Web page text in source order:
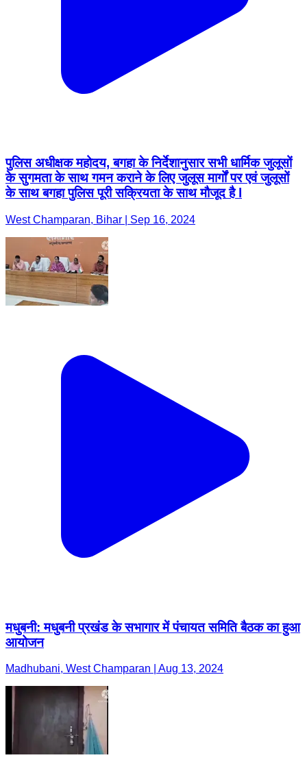
पुलिस अधीक्षक महोदय, बगहा के निर्देशानुसार सभी धार्मिक जुलूसों
के सुगमता के साथ गमन कराने के लिए जुलूस मार्गों पर एवं जुलूसों
के साथ बगहा पुलिस पूरी सक्रियता के साथ मौजूद है l
West Champaran, Bihar | Sep 16, 2024
मधुबनी: मधुबनी प्रखंड के सभागार में पंचायत समिति बैठक का हुआ
आयोजन
Madhubani, West Champaran | Aug 13, 2024